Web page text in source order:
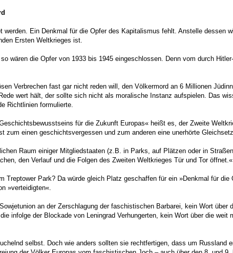
Ein Denkmal für die Opfer des Kapitalismus fehlt. Anstelle dessen
Ersten Weltkrieges ist.
die Opfer von 1933 bis 1945 eingeschlossen. Denn vom durch
Verbrechen fast gar nicht reden will, den Völkermord an 6 Millionen
wert hält, der sollte sich nicht als moralische Instanz aufspielen. Das
Richtlinien formulierte.
für die Zukunft Europas« heißt es, der Zweite
einen geschichtsvergessen und zum anderen eine unerhörte
Raum einiger Mitgliedstaaten (z.B. in Parks, auf Plätzen oder in
den Verlauf und die Folgen des Zweiten Weltkrieges Tür und Tor öffnet.«
Park? Da würde gleich Platz geschaffen für ein »Denkmal für
»verteidigten«.
an der Zerschlagung der faschistischen Barbarei, kein Wort über
infolge der Blockade von Leningrad Verhungerten, kein Wort über die weit
selbst. Doch wie anders sollten sie rechtfertigen, dass um Russland